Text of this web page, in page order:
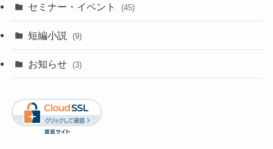
セミナー・イベント (45)
短編小説 (9)
お知らせ (3)